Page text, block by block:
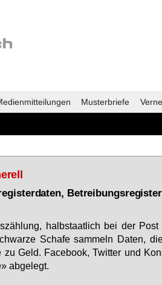
Musterbriefe
halb­staat­lich bei der Post
Scha­fe sam­meln Da­ten,
Geld. Face­book, Twit­ter und
ab­ge­legt.